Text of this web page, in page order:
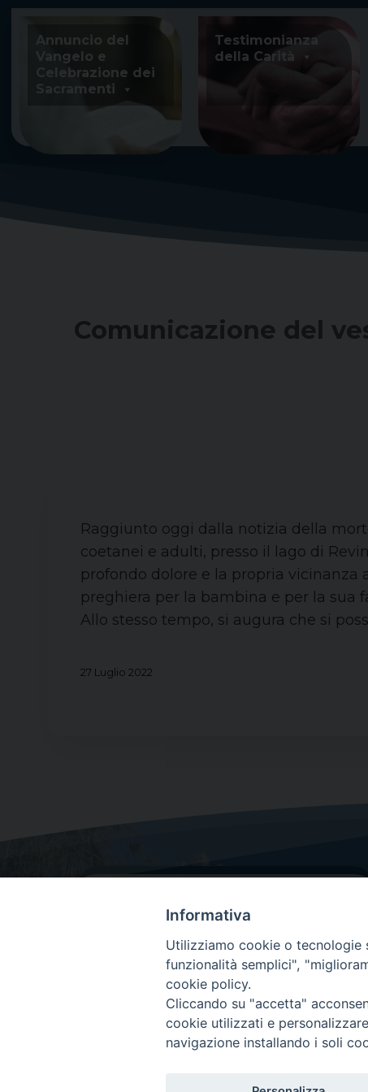
Skip
content
Annuncio del
Vangelo e
Celebrazione dei
Sacramenti
Testimonianza
della Carità
Comunicazione del
Raggiunto oggi dalla notizia della
coetanei e adulti, presso il lago di
profondo dolore e la propria vicinanza
preghiera per la bambina e per la
Allo stesso tempo, si augura che si
27 Luglio 2022
Dove siamo
Via Lorenzo Da Ponte, 116
31029 Vittorio Veneto (Treviso)
Informativa
Utilizziamo cookie o tecnologie
funzionalità semplici",
cookie policy.
Cliccando su "accetta"
cookie utilizzati e
navigazione installando i soli